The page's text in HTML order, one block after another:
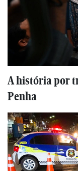
A história por
Penha